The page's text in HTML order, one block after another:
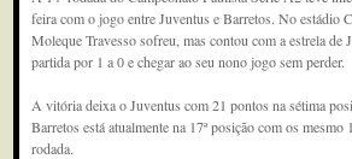
feira com o jogo entre Juventus e Barretos. No estádio
Moleque Travesso sofreu, mas contou com a estrela de
partida por 1 a 0 e chegar ao seu nono jogo sem perder.
A vitória deixa o Juventus com 21 pontos na sétima
Barretos está atualmente na 17ª posição com os
rodada.